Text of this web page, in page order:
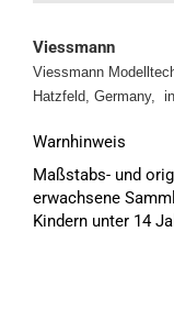
Viessmann
Viessmann
Hatzfeld, Germany,
Warnhinweis
Maßstabs- und
erwachsene
Kindern unter 14